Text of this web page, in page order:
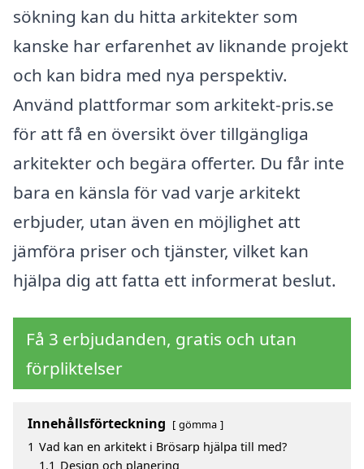
sökning kan du hitta arkitekter som
kanske har erfarenhet av liknande projekt
och kan bidra med nya perspektiv.
Använd plattformar som arkitekt-pris.se
för att få en översikt över tillgängliga
arkitekter och begära offerter. Du får inte
bara en känsla för vad varje arkitekt
erbjuder, utan även en möjlighet att
jämföra priser och tjänster, vilket kan
hjälpa dig att fatta ett informerat beslut.
Få 3 erbjudanden, gratis och utan
förpliktelser
Innehållsförteckning gömma
1 Vad kan en arkitekt i Brösarp hjälpa till med?
1.1 Design och planering